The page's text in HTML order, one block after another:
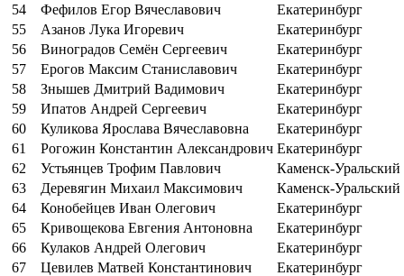
54 Фефилов Егор Вячеславович
Екатеринбург
55
Азанов Лука Игоревич
Екатеринбург
56
Виноградов Семён Сергеевич
Екатеринбург
57
Ерогов Максим Станиславович
Екатеринбург
58
Знышев Дмитрий Вадимович
Екатеринбург
59
Ипатов Андрей Сергеевич
Екатеринбург
60
Куликова Ярослава Вячеславовна
Екатеринбург
61
Рогожин Константин Александрович Екатеринбург
62
Устьянцев Трофим Павлович
Каменск-Уральский
63
Деревягин Михаил Максимович
Каменск-Уральский
64
Конобейцев Иван Олегович
Екатеринбург
65
Кривощекова Евгения Антоновна
Екатеринбург
66
Кулаков Андрей Олегович
Екатеринбург
67
Цевилев Матвей Константинович
Екатеринбург